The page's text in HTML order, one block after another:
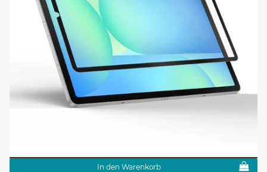
In den Warenkorb